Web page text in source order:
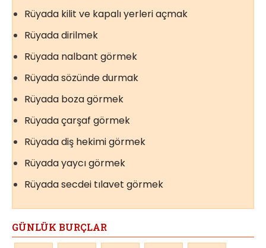
Rüyada kilit ve kapalı yerleri açmak
Rüyada dirilmek
Rüyada nalbant görmek
Rüyada sözünde durmak
Rüyada boza görmek
Rüyada çarşaf görmek
Rüyada diş hekimi görmek
Rüyada yaycı görmek
Rüyada secdei tılavet görmek
GÜNLÜK BURÇLAR